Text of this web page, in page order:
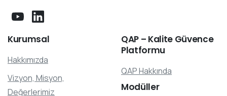
Kurumsal
Hakkımızda
Vizyon, Misyon,
Değerlerimiz
QAP – Kalite Güvence
Platformu
QAP Hakkında
Modüller